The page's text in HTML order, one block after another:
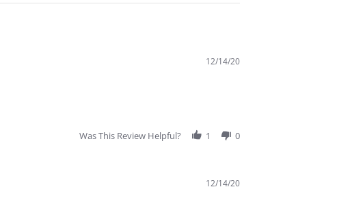
12/14/20
Was This Review Helpful? 1 0
12/14/20